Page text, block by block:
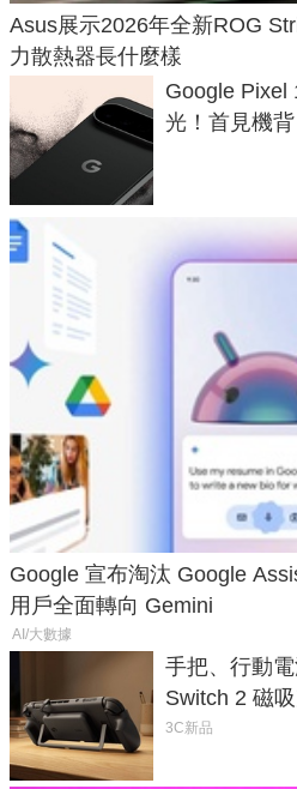
Asus展示2026年全新ROG
力散熱器長什麼樣
Google Pixel
光！首見機
Google 宣布淘汰 Google
用戶全面轉向 Gemini
AI/大數據
手把、行動
Switch 2 磁
延長 1.5 倍
3C新品